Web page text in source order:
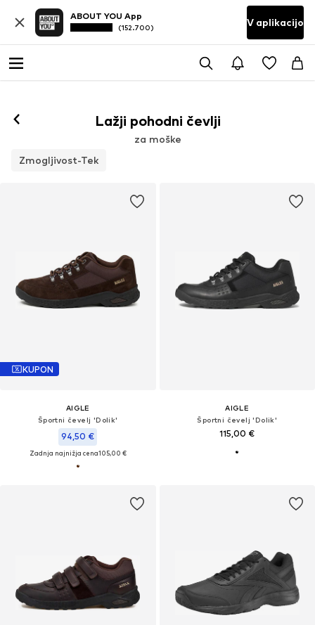
ABOUT YOU App
(152.700) V aplikacijo
Lažji pohodni čevlji
za moške
Zmogljivost-Tek
KUPON
AIGLE
Športni čevelj 'Dolik'
94,50 €
Zadnja najnižja cena105,00 €
AIGLE
Športni čevelj 'Dolik'
115,00 €